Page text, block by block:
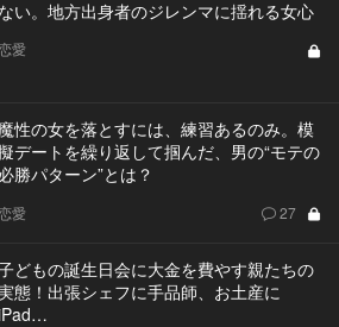
ない。地方出身者のジレンマに揺れる女心
愛
魔性の女を落とすには、練習あるのみ。模
デートを繰り返して掴んだ、男の“モテの
必勝パターン”とは？
愛 27
どもの誕生日会に大金を費やす親たちの
態！出張シェフに手品師、お土産に